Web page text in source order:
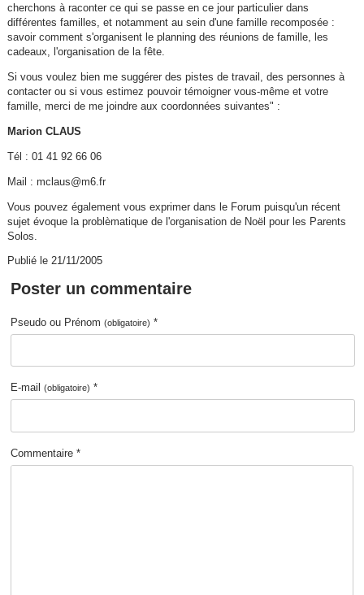
cherchons à raconter ce qui se passe en ce jour particulier dans
différentes familles, et notamment au sein d'une famille recomposée :
savoir comment s'organisent le planning des réunions de famille, les
cadeaux, l'organisation de la fête.
Si vous voulez bien me suggérer des pistes de travail, des personnes à
contacter ou si vous estimez pouvoir témoigner vous-même et votre
famille, merci de me joindre aux coordonnées suivantes" :
Marion CLAUS
Tél : 01 41 92 66 06
Mail : mclaus@m6.fr
Vous pouvez également vous exprimer dans le Forum puisqu'un récent
sujet évoque la problèmatique de l'organisation de Noël pour les Parents
Solos.
Publié le 21/11/2005
Poster un commentaire
Pseudo ou Prénom(obligatoire) *
E-mail(obligatoire) *
Commentaire *